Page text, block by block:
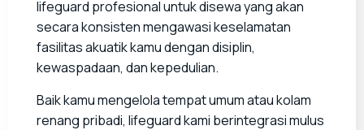
lifeguard profesional untuk disewa yang akan
secara konsisten mengawasi keselamatan
fasilitas akuatik kamu dengan disiplin,
kewaspadaan, dan kepedulian.
Baik kamu mengelola tempat umum atau kolam
renang pribadi, lifeguard kami berintegrasi mulus